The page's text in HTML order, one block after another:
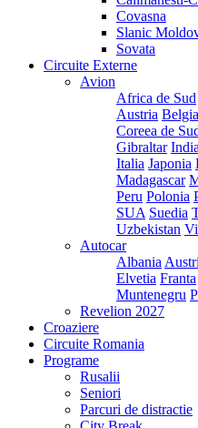
Covasna
Slanic
Sovata
Circuite Externe
Avion
Africa de Sud
Austria Belgia
Coreea de
Gibraltar India
Italia Japonia
Madagascar
Peru Polonia
SUA Suedia
Uzbekistan
Autocar
Albania
Elvetia Franta
Muntenegru
Revelion 2027
Croaziere
Circuite Romania
Programe
Rusalii
Seniori
Parcuri de distractie